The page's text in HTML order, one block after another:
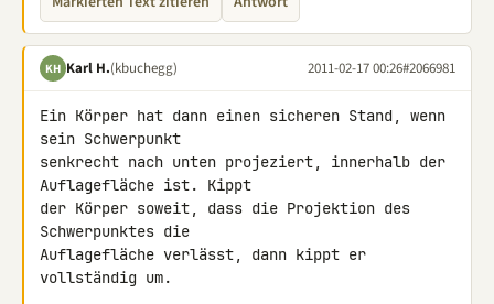
KH Karl H.(kbuchegg) 2011-02-17 00:26#2066981
Ein Körper hat dann einen sicheren Stand, wenn
sein Schwerpunkt
senkrecht nach unten projeziert, innerhalb der
Auflagefläche ist. Kippt
der Körper soweit, dass die Projektion des
Schwerpunktes die
Auflagefläche verlässt, dann kippt er
vollständig um.